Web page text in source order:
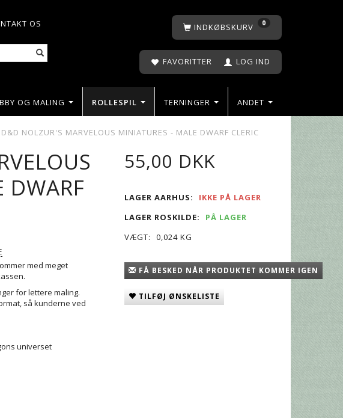
OS INDKØBSKURV 0
FAVORITTER LOG IND
OG MALING ROLLESPIL TERNINGER ANDET
D&D NOLZUR'S MARVELOUS MINIATURES - MALE DWARF CLERIC
DWARF
med meget
for lettere maling.
så kunderne ved
universet
55,00 DKK
LAGER AARHUS:
IKKE PÅ LAGER
LAGER ROSKILDE:
PÅ LAGER
VÆGT:
0,024 KG
FÅ BESKED NÅR PRODUKTET KOMMER IGEN
TILFØJ ØNSKELISTE